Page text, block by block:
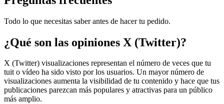
Todo lo que necesitas saber antes de hacer tu pedido.
¿Qué son las opiniones X (Twitter)?
X (Twitter) visualizaciones representan el número de veces que tu
tuit o vídeo ha sido visto por los usuarios. Un mayor número de
visualizaciones aumenta la visibilidad de tu contenido y hace que tus
publicaciones parezcan más populares y atractivas para un público
más amplio.